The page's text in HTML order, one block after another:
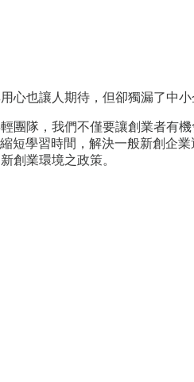
也讓人期待，但卻獨漏了中
團隊，我們不僅要讓創業者有
短學習時間，解決一般新創企
創業環境之政策。